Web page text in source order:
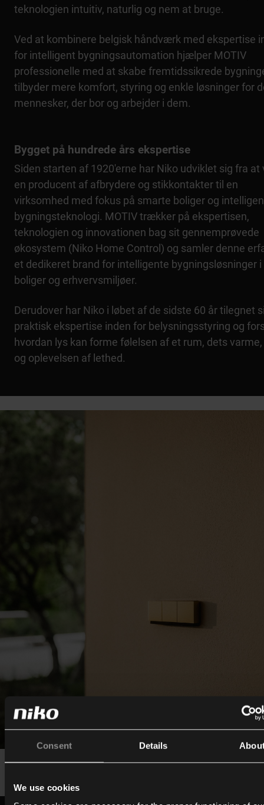
Consent Details
We use cookies
teknologien intuitiv, naturlig og nem at bruge.
Ved at kombinere belgisk håndværk med ekspertise
for intelligent bygningsautomation hjælper MOTIV
professionelle med at skabe fremtidssikrede
tilbyder mere komfort, styring og enkle løsninger for
mennesker, der bor og arbejder i dem.
Bygget på hundrede års ekspertise
Siden starten af 1920'erne har Niko udviklet sig fra
en producent af afbrydere og stikkontakter til en
virksomhed med fokus på smarte boliger og
bygningsteknologi. MOTIV trækker på ekspertisen,
teknologien og innovationen bag sit gennemprøvede
økosystem (Niko Home Control) og samler denne
et dedikeret brand for intelligente bygningsløsninger i
boliger og erhvervsmiljøer.
Derudover har Niko i løbet af de sidste 60 år tilegnet
praktisk ekspertise inden for belysningsstyring og
hvordan lys kan forme følelsen af et rum, dets
og oplevelsen af lethed.